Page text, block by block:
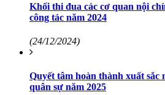
Khối thi đua các cơ quan nội
công tác năm 2024
(24/12/2024)
Quyết tâm hoàn thành xuất sắc
quân sự năm 2025